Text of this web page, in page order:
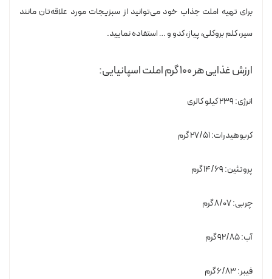
برای تهیه املت جذاب خود می‌توانید از سبزیجات مورد علاقه‌تان مانند
سیر، کلم بروکلی، پیاز، کدو و … استفاده نمایید.
ارزش غذایی هر ۱۰۰ گرم املت اسپانیایی:
انرژی: ۲۳۹ کیلو کالری
کربوهیدرات: ۲۷/۵۱ گرم
پروتئین: ۱۴/۶۹ گرم
چربی: ۸/۰۷ گرم
آب: ۹۲/۸۵ گرم
فیبر: ۶/۸۳ گرم